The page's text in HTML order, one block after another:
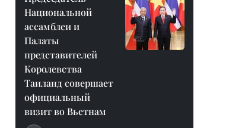
Национальной
ассамблеи и
Палаты
представителей
Королевства
Таиланд совершает
официальный
визит во Вьетнам